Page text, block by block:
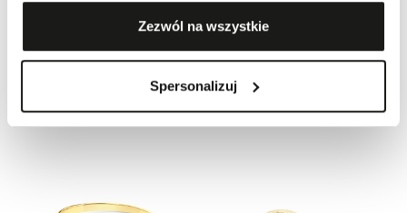
Zezwól na wszystkie
Spersonalizuj
Nowość Nowość
Pierścionek złoty NANIS
9090,00 zł